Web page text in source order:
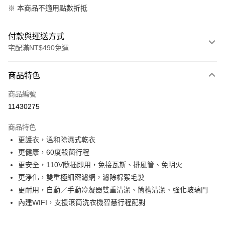
※ 本商品不適用點數折抵
付款與運送方式
宅配滿NT$490免運
信用卡一次付款
信用卡分期付款
合作金庫商業銀行
華南商業銀行
上海商業儲蓄銀行
國泰世華商業銀行
兆豐國際商業銀行
臺灣中小企業銀行
台中商業銀行
匯豐（台灣）商業銀行
華泰商業銀行
聯邦商業銀行
遠東國際商業銀行
元大商業銀行
永豐商業銀行
6 期 0 利率 每期
華南商業銀行
上海商業儲蓄銀行
台北富邦商業銀行
國泰世華商業銀行
兆豐國際商業銀行
臺灣中小企業銀行
台中商業銀行
匯豐（台灣）商業銀行
華泰商業銀行
LINE Pay
Apple Pay
悠遊付
Google Pay
商品特色
商品編號
11430275
商品特色
更護衣，溫和除濕式乾衣
更健康，60度殺菌行程
更安全，110V隨插即用，免接瓦斯、排風管、免明火
更淨化，雙重極細密濾網，濾除棉絮毛髮
更耐用，自動／手動冷凝器雙重清潔、筒槽清潔、強化玻璃門
內建WIFI，支援滾筒洗衣機智慧行程配對